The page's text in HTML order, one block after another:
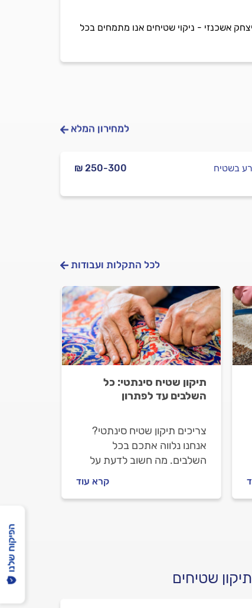
אשכנזי - ניקוי שטיחים אנו מתמחים בכל
למחירון המלא
₪ 250-300 בשטיח
לכל התקלות ועבודות
תיקון שטיח סינתטי: כל
השלבים עד לפתרון
צריכים תיקון שטיח סינתטי?
אנחנו נלווה אתכם בכל
השלבים. מה חשוב לדעת על
מתנהלים מול מתקן שטיחים
וכמה עולה העבודה? כל
קרא עוד
שטיחים
הפיקוח שלנו